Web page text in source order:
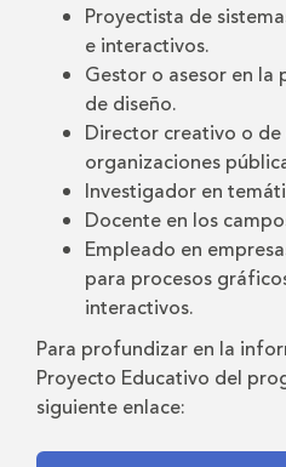
Proyectista de
e interactivos.
Gestor o asesor en
de diseño.
Director creativo o
organizaciones
Investigador en
Docente en los
Empleado en
para procesos
interactivos.
Para profundizar en la
Proyecto Educativo del
siguiente enlace: